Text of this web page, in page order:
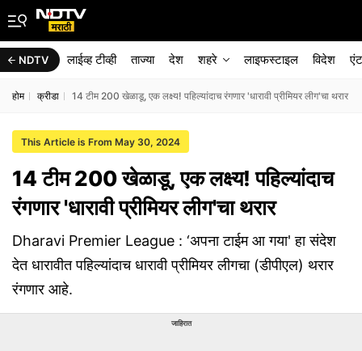
NDTV लाईव्ह टीव्ही ताज्या देश शहरे लाइफस्टाइल विदेश
होम क्रीडा 14 टीम 200 खेळाडू, एक लक्ष्य! पहिल्यांदाच रंगणार 'धारावी प्रीमियर लीग'चा थरार
This Article is From May 30, 2024
14 टीम 200 खेळाडू, एक लक्ष्य! पहिल्यांदाच
रंगणार 'धारावी प्रीमियर लीग'चा थरार
Dharavi Premier League : ‘अपना टाईम आ गया' हा संदेश
देत धारावीत पहिल्यांदाच धारावी प्रीमियर लीगचा (डीपीएल) थरार
रंगणार आहे.
जाहिरात